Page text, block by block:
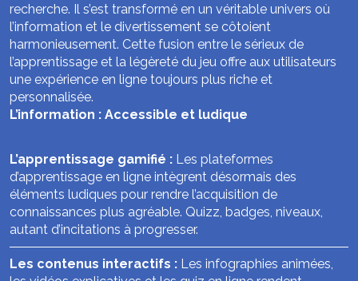
recherche. Il s’est transformé en un véritable univers où
l’information et le divertissement se côtoient
harmonieusement. Cette fusion entre le sérieux de
l’apprentissage et la légèreté du jeu offre aux utilisateurs
une expérience en ligne toujours plus riche et
personnalisée.
L’information : Accessible et ludique
L’apprentissage gamifié : Les plateformes
d’apprentissage en ligne intègrent désormais des
éléments ludiques pour rendre l’acquisition de
connaissances plus agréable. Quizz, badges, niveaux,
autant d’incitations à progresser.
Les contenus interactifs : Les infographies animées,